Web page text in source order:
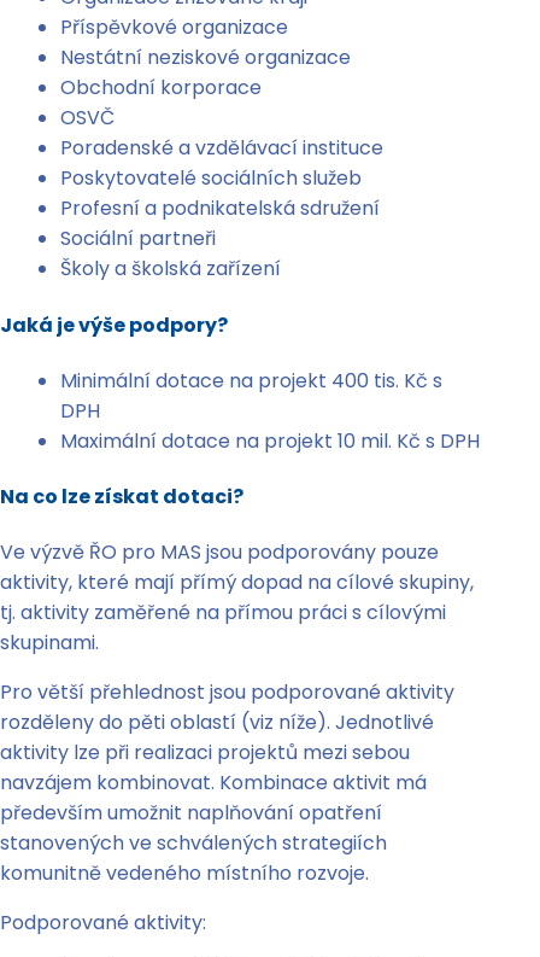
Příspěvkové organizace
Nestátní neziskové organizace
Obchodní korporace
OSVČ
Poradenské a vzdělávací instituce
Poskytovatelé sociálních služeb
Profesní a podnikatelská sdružení
Sociální partneři
Školy a školská zařízení
Jaká je výše podpory?
Minimální dotace na projekt 400 tis. Kč s
DPH
Maximální dotace na projekt 10 mil. Kč s DPH
Na co lze získat dotaci?
Ve výzvě ŘO pro MAS jsou podporovány pouze
aktivity, které mají přímý dopad na cílové skupiny,
tj. aktivity zaměřené na přímou práci s cílovými
skupinami.
Pro větší přehlednost jsou podporované aktivity
rozděleny do pěti oblastí (viz níže). Jednotlivé
aktivity lze při realizaci projektů mezi sebou
navzájem kombinovat. Kombinace aktivit má
především umožnit naplňování opatření
stanovených ve schválených strategiích
komunitně vedeného místního rozvoje.
Podporované aktivity: